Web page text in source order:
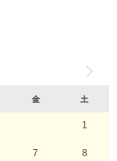
金 土
1
7 8